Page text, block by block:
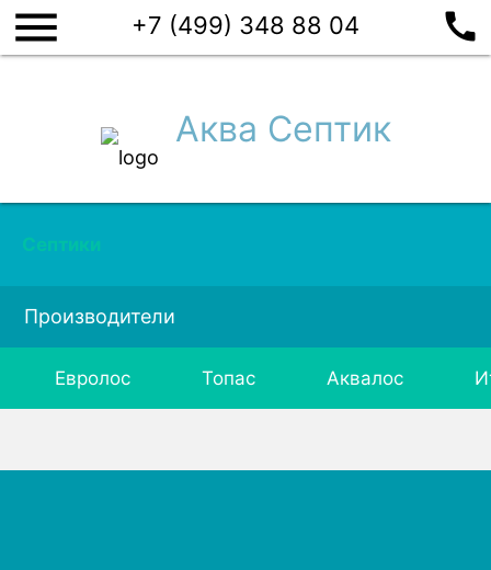
menu +7 (499) 348 88 04 call
Аква Септик
Септики
Производители
Евролос Топас Аквалос